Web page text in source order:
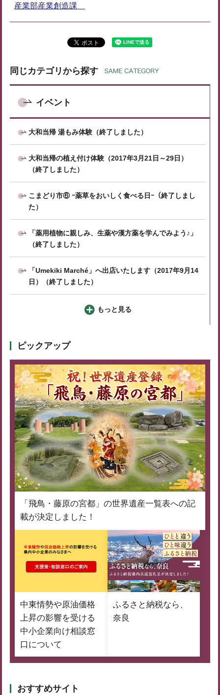
産業部産業創造課
同じカテゴリから探す
イベント
大和当帰 湯もみ体験（終了しました）
大和当帰の植え付け体験（2017年3月21日～29日）
（終了しました）
こまどり市⑥ ｰ薬草をおいしく食べる日ｰ（終了しまし
た）
「薬用植物に親しみ、生薬や漢方薬を学んでみよう♪」
（終了しました）
「Umekiki Marché」へ出店いたします（2017年9月14
日）（終了しました）
もっと見る
ピックアップ
「飛鳥・藤原の宮都」の世界遺産一覧表への記
載が決定しました！
中東情勢や原油価格
上昇の影響を受ける
中小企業向け相談窓
口について
ふるさと納税なら、
奈良
おすすめサイト